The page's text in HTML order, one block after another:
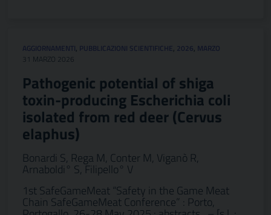
AGGIORNAMENTI, PUBBLICAZIONI SCIENTIFICHE, 2026, MARZO
31 MARZO 2026
Pathogenic potential of shiga
toxin-producing Escherichia coli
isolated from red deer (Cervus
elaphus)
Bonardi S, Rega M, Conter M, Viganò R,
Arnaboldi° S, Filipello° V
1st SafeGameMeat “Safety in the Game Meat
Chain SafeGameMeat Conference” : Porto,